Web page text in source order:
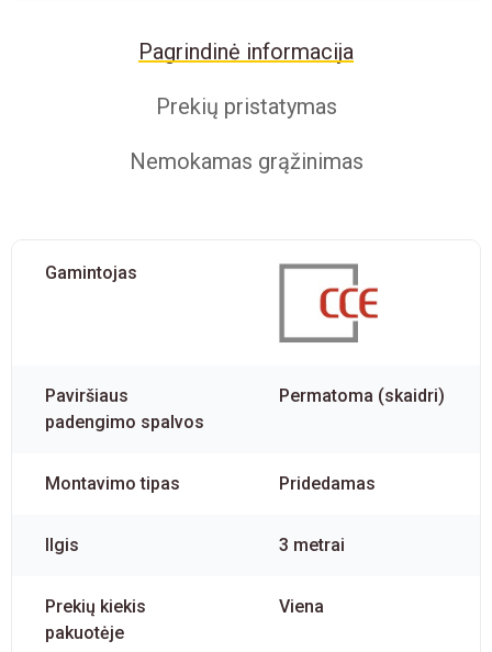
Pagrindinė informacija
Prekių pristatymas
Nemokamas grąžinimas
Gamintojas
Paviršiaus
padengimo spalvos
Permatoma (skaidri)
Montavimo tipas Pridedamas
Ilgis 3 metrai
Prekių kiekis
pakuotėje
Viena